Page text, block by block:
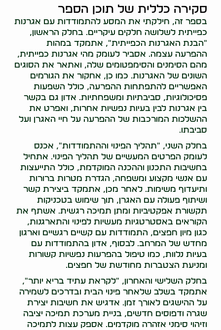
סקירה כללית של תוכן הספר
בספר זה, חילקתי את המסע להתמודדות עם אגרנות
כפייתית לשלושה חלקים עיקריים. בחלק הראשון,
"הבנת האגרנות הכפייתית", אתמקד במהות
ההפרעה עצמה. אסביר לעומק מהי אגרנות כפייתית,
מהם הסימנים והסימפטומים שלה, ואתאר את הסוגים
השונים של האגרנות. כמו כן, אחקור את הגורמים
האפשריים להתפתחות ההפרעה, כולל השפעות
פסיכולוגיות, סביבתיות ומשפחתיות. אדון גם בקשר
בין אגרנות לבין בעיות נפשיות אחרות, ואפרט את
ההשלכות המורכבות של ההפרעה על חיי האגרן ועל
סביבתו.
בחלק השני, "תהליך הפינוי וההתמודדות", אכנס
לעומק הפרטים המעשיים של תהליך הפינוי. אתחיל
בחשיבות התכנון וההכנה המוקדמת, כולל התייעצות
עם אנשי מקצוע ומשפחה, הגדרת מטרות ברורות
ותיעדוף משימות. לאחר מכן, אתמקד ביצירת קשר
ושיתוף פעולה עם האגרן, תוך שימוש בטכניקות
תקשורת אפקטיביות ומתן תמיכה רגשית. אשתף את
הקוראים באסטרטגיות מעשיות לפינוי והתארגנות,
כגון מיון חפצים, התמודדות עם קשיים רגשיים וארגון
מחדש של המרחב. לבסוף, אדון בהתמודדות עם
בעיות נלוות, כמו טיפול בהפרעות נפשיות קשורות
ומניעת הצטברות מחודשת של חפצים.
בחלק השלישי והאחרון, "לקראת עתיד בריא יותר",
אתמקד בשלב שלאחר פינוי הבית ובדרכים לשמירה
על ההישגים לאורך זמן. אדגיש את חשיבות יצירת
שגרה ודפוסים חדשים, בניית מערכת תמיכה יציבה
וזיהוי סימני אזהרה מוקדמים. אספק עצות לתמיכה